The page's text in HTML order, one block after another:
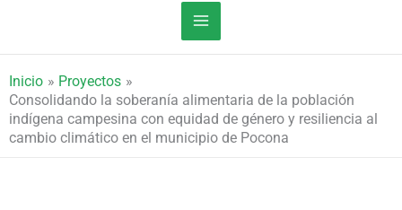
Inicio
Proyectos
Consolidando la soberanía alimentaria de la población
indígena campesina con equidad de género y resiliencia al
cambio climático en el municipio de Pocona